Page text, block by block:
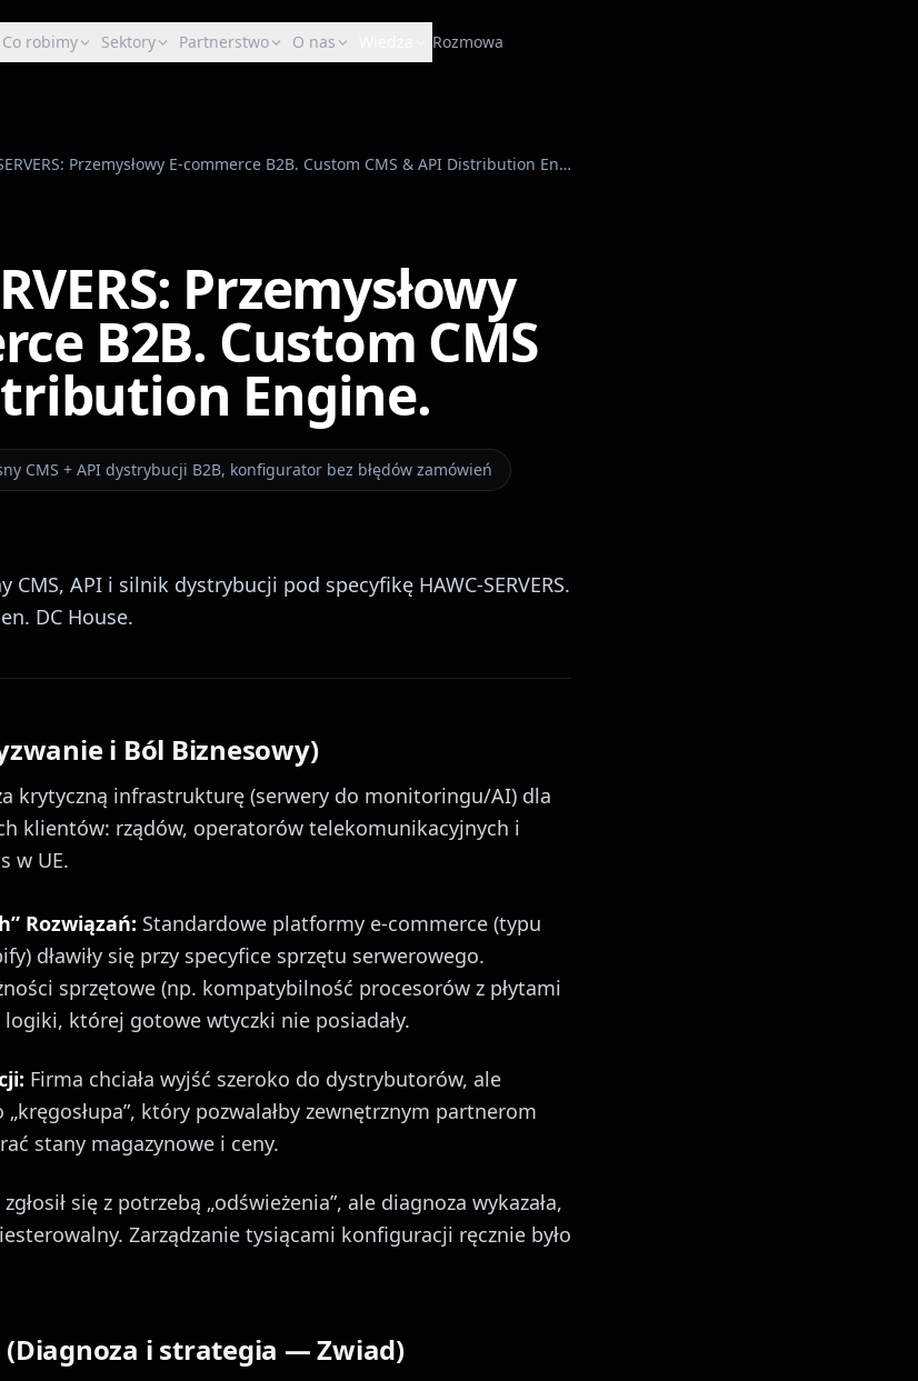
Co robimy Sektory Partnerstwo O nas Rozmowa
HAWC-SERVERS: Przemysłowy E-commerce B2B. Custom CMS & API Distribution Engine.
Przemysłowy
B2B. Custom CMS
Engine.
CMS + API dystrybucji B2B, konfigurator bez błędów zamówień
CMS, API i silnik dystrybucji pod specyfikę HAWC-SERVERS.
DC House.
i Ból Biznesowy)
krytyczną infrastrukturę (serwery do monitoringu/AI) dla
klientów: rządów, operatorów telekomunikacyjnych i
w UE.
Rozwiązań: Standardowe platformy e-commerce (typu
dławiły się przy specyfice sprzętu serwerowego.
sprzętowe (np. kompatybilność procesorów z płytami
logiki, której gotowe wtyczki nie posiadały.
Firma chciała wyjść szeroko do dystrybutorów, ale
który pozwalałby zewnętrznym partnerom
stany magazynowe i ceny.
się z potrzebą „odświeżenia”, ale diagnoza wykazała,
Zarządzanie tysiącami konfiguracji ręcznie było
(Diagnoza i strategia — Zwiad)